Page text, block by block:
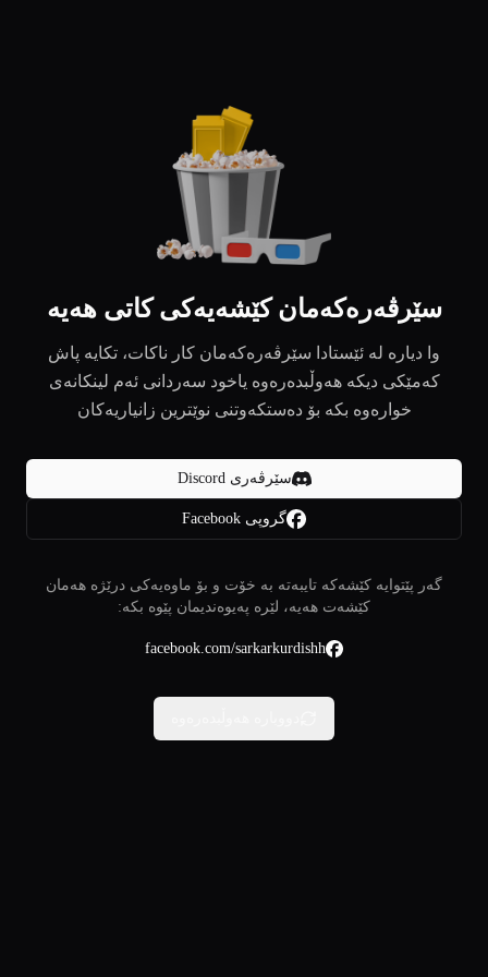
سێرڤەرەکەمان کێشەیەکی کاتی هەیە
وا دیارە لە ئێستادا سێرڤەرەکەمان کار ناکات، تکایە پاش
کەمێکی دیکە هەوڵبدەرەوە یاخود سەردانی ئەم لینکانەی
خوارەوە بکە بۆ دەستکەوتنی نوێترین زانیاریەکان
سێرڤەری Discord
گروپی Facebook
گەر پێتوایە کێشەکە تایبەتە بە خۆت و بۆ ماوەیەکی درێژە هەمان
کێشەت هەیە، لێرە پەیوەندیمان پێوە بکە:
facebook.com/sarkarkurdishh